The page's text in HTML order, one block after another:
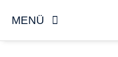
MENÜ